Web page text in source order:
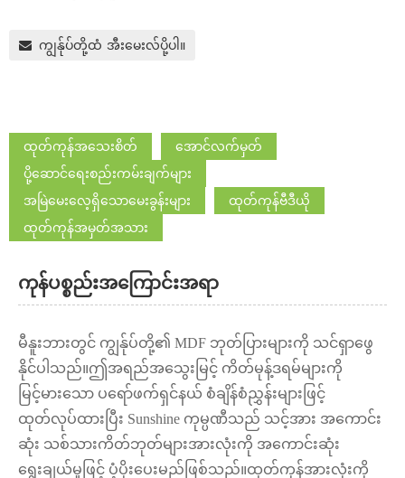
ကျွန်ုပ်တို့ထံ အီးမေးလ်ပို့ပါ။
ထုတ်ကုန်အသေးစိတ်
အောင်လက်မှတ်
ပို့ဆောင်ရေးစည်းကမ်းချက်များ
အမြဲမေးလေ့ရှိသောမေးခွန်းများ
ထုတ်ကုန်ဗီဒီယို
ထုတ်ကုန်အမှတ်အသား
ကုန်ပစ္စည်းအကြောင်းအရာ
မီနူးဘားတွင် ကျွန်ုပ်တို့၏ MDF ဘုတ်ပြားများကို သင်ရှာဖွေ
နိုင်ပါသည်။ဤအရည်အသွေးမြင့် ကိတ်မုန့်ဒရမ်များကို
မြင့်မားသော ပရော်ဖက်ရှင်နယ် စံချိန်စံညွှန်းများဖြင့်
ထုတ်လုပ်ထားပြီး Sunshine ကုမ္ပဏီသည် သင့်အား အကောင်း
ဆုံး သစ်သားကိတ်ဘုတ်များအားလုံးကို အကောင်းဆုံး
ရွေးချယ်မှုဖြင့် ပံ့ပိုးပေးမည်ဖြစ်သည်။ထုတ်ကုန်အားလုံးကို